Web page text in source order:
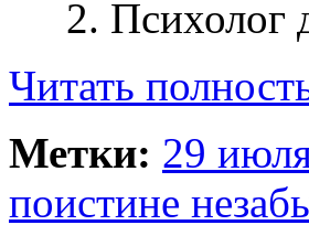
2. Психолог
Читать
Метки: 29
поистине